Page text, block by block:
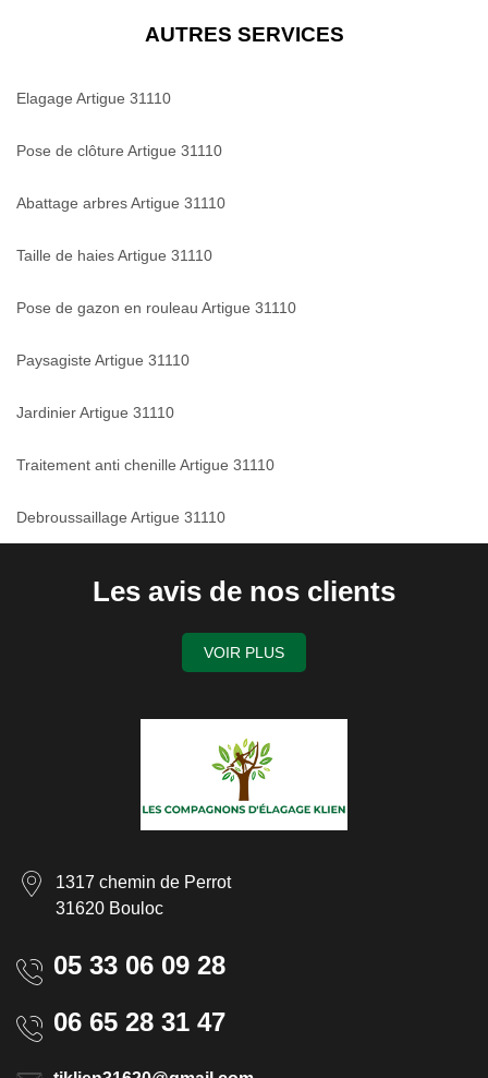
AUTRES SERVICES
Elagage Artigue 31110
Pose de clôture Artigue 31110
Abattage arbres Artigue 31110
Taille de haies Artigue 31110
Pose de gazon en rouleau Artigue 31110
Paysagiste Artigue 31110
Jardinier Artigue 31110
Traitement anti chenille Artigue 31110
Debroussaillage Artigue 31110
Les avis de nos clients
VOIR PLUS
1317 chemin de Perrot
31620 Bouloc
05 33 06 09 28
06 65 28 31 47